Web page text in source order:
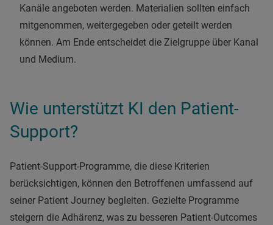
Kanäle angeboten werden. Materialien sollten einfach
mitgenommen, weitergegeben oder geteilt werden
können. Am Ende entscheidet die Zielgruppe über Kanal
und Medium.
Wie unterstützt KI den Patient-
Support?
Patient-Support-Programme, die diese Kriterien
berücksichtigen, können den Betroffenen umfassend auf
seiner Patient Journey begleiten. Gezielte Programme
steigern die Adhärenz, was zu besseren Patient-Outcomes